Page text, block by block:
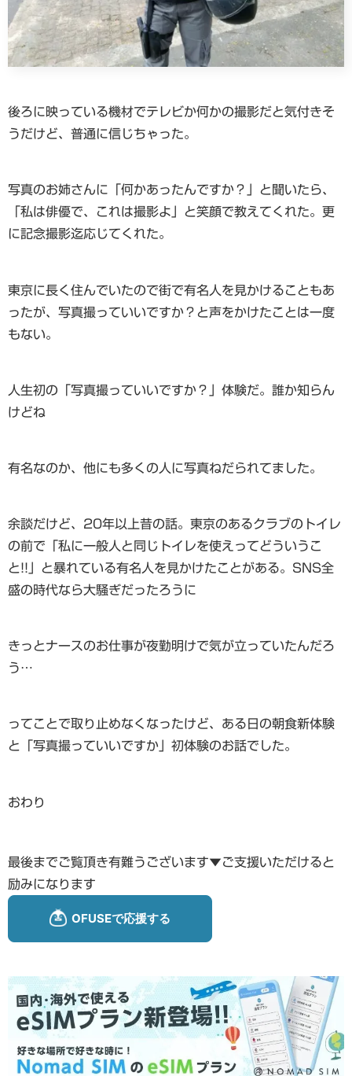
後ろに映っている機材でテレビか何かの撮影だと気付きそ
うだけど、普通に信じちゃった。
写真のお姉さんに「何かあったんですか？」と聞いたら、
「私は俳優で、これは撮影よ」と笑顔で教えてくれた。更
に記念撮影迄応じてくれた。
東京に長く住んでいたので街で有名人を見かけることもあ
ったが、写真撮っていいですか？と声をかけたことは一度
もない。
人生初の「写真撮っていいですか？」体験だ。誰か知らん
けどね
有名なのか、他にも多くの人に写真ねだられてました。
余談だけど、20年以上昔の話。東京のあるクラブのトイレ
の前で「私に一般人と同じトイレを使えってどういうこ
と!!」と暴れている有名人を見かけたことがある。SNS全
盛の時代なら大騒ぎだったろうに
きっとナースのお仕事が夜勤明けで気が立っていたんだろ
う…
ってことで取り止めなくなったけど、ある日の朝食新体験
と「写真撮っていいですか」初体験のお話でした。
おわり
最後までご覧頂き有難うございます▼ご支援いただけると
励みになります